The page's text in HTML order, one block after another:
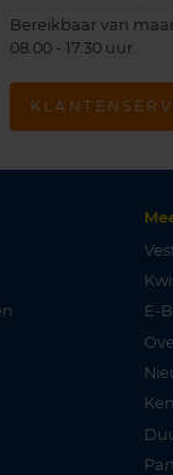
Bereikbaar van
08.00 - 17.30 uur.
E-